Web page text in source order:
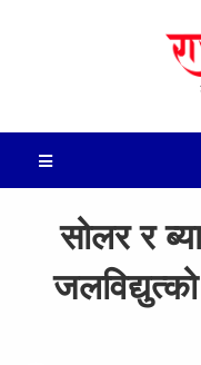
सोलर र